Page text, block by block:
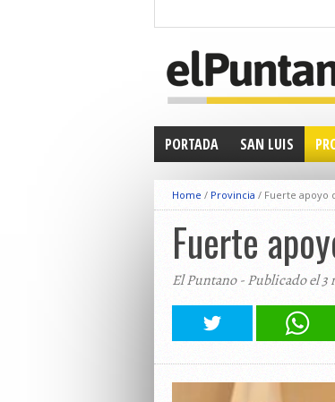
PORTADA SAN LUIS
Home / Provincia / Fuerte apoyo
Fuerte
El Puntano - Publicado el 3